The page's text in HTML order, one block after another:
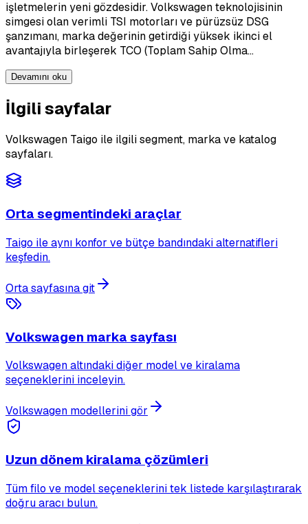
işletmelerin yeni gözdesidir. Volkswagen teknolojisinin
simgesi olan verimli TSI motorları ve pürüzsüz DSG
şanzımanı, marka değerinin getirdiği yüksek ikinci el
avantajıyla birleşerek TCO (Toplam Sahip Olma…
Devamını oku
İlgili sayfalar
Volkswagen Taigo ile ilgili segment, marka ve katalog
sayfaları.
Orta segmentindeki araçlar
Taigo ile aynı konfor ve bütçe bandındaki alternatifleri
keşfedin.
Orta sayfasına git
Volkswagen marka sayfası
Volkswagen altındaki diğer model ve kiralama
seçeneklerini inceleyin.
Volkswagen modellerini gör
Uzun dönem kiralama çözümleri
Tüm filo ve model seçeneklerini tek listede karşılaştırarak
doğru aracı bulun.